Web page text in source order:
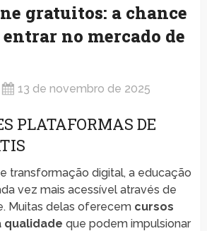
gratuitos: a chance
no mercado de
13 de novembro de 2025
PLATAFORMAS DE
transformação digital, a educação
vez mais acessível através de
Muitas delas oferecem cursos
qualidade que podem impulsionar